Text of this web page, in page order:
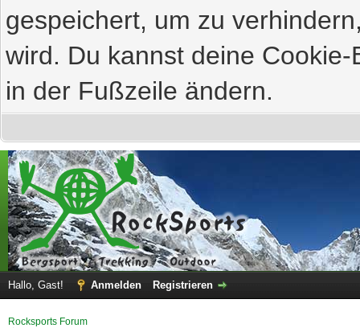
gespeichert, um zu
wird. Du kannst deine
in der Fußzeile ändern.
Hallo, Gast! Anmelden Registrieren
Rocksports Forum